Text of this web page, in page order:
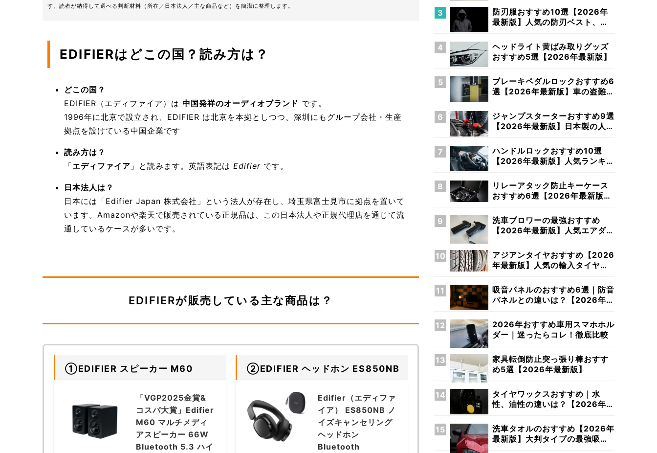
す。読者が納得して選べる判断材料（所在／日本法人／主な商品など）を簡潔に整理します。
EDIFIERはどこの国？読み方は？
どこの国？
EDIFIER（エディファイア）は 中国発祥のオーディオブランド です。
1996年に北京で設立され、EDIFIER は北京を本拠としつつ、深圳にもグループ会社・生産
拠点を設けている中国企業です
読み方は？
「エディファイア 」と読みます。英語表記は Edifier です。
日本法人は？
日本には「Edifier Japan 株式会社」という法人が存在し、埼玉県富士見市に拠点を置いて
います。Amazonや楽天で販売されている正規品は、この日本法人や正規代理店を通じて流
通しているケースが多いです。
EDIFIERが販売している主な商品は？
①EDIFIER スピーカー M60
「VGP2025金賞&
コスパ大賞」Edifier
M60 マルチメディ
アスピーカー 66W
Bluetooth 5.3 ハイ
②EDIFIER ヘッドホン ES850NB
Edifier（エディファ
イア） ES850NB ノ
イズキャンセリング
ヘッドホン
Bluetooth
防刃服おすすめ10選【2026年
最新版】人気の防刃ベスト、最
ヘッドライト黄ばみ取りグッズ
おすすめ5選【2026年最新版】
ブレーキペダルロックおすすめ6
選【2026年最新版】車の盗難防
ジャンプスターターおすすめ9選
【2026年最新版】日本製の人気
ハンドルロックおすすめ10選
【2026年最新版】人気ランキン
難防止対策を探せ
リレーアタック防止キーケース
おすすめ6選【2026年最新版】
洗車ブロワーの最強おすすめ
【2026年最新版】人気エアダス
アジアンタイヤおすすめ【2026
年最新版】人気の輸入タイヤ解
吸音パネルのおすすめ6選｜防音
パネルとの違いは？【2026年最
2026年おすすめ車用スマホホル
ダー｜迷ったらコレ！徹底比較
家具転倒防止突っ張り棒おすす
め5選【2026年最新版】
タイヤワックスおすすめ｜水
性、油性の違いは？【2026年最
洗車タオルのおすすめ【2026年
最新版】大判タイプの最強吸水